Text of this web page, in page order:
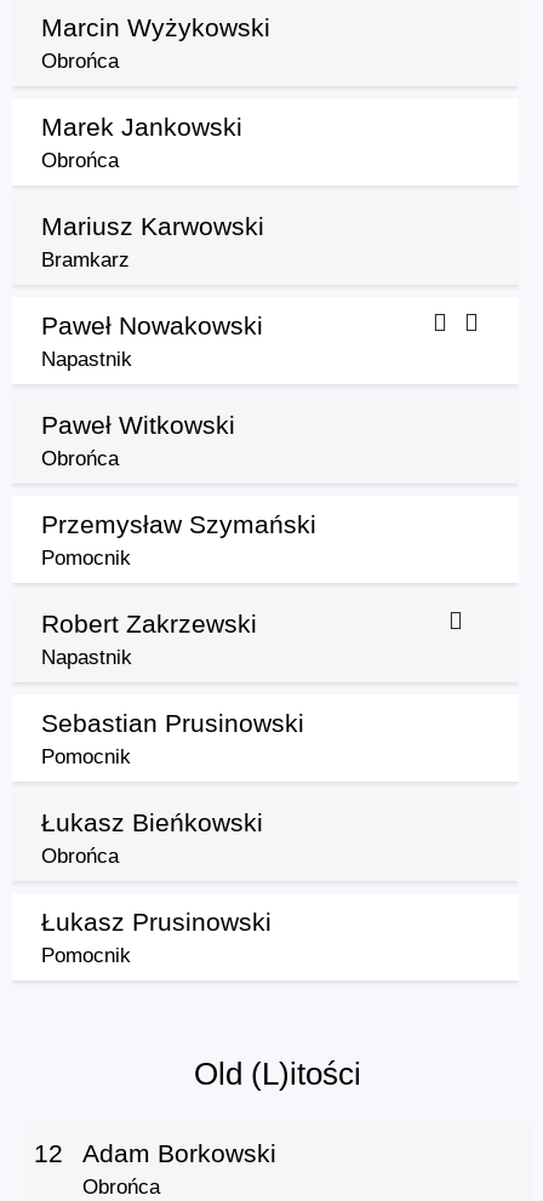
Marcin Wyżykowski
Obrońca
Marek Jankowski
Obrońca
Mariusz Karwowski
Bramkarz
Paweł Nowakowski
Napastnik
Paweł Witkowski
Obrońca
Przemysław Szymański
Pomocnik
Robert Zakrzewski
Napastnik
Sebastian Prusinowski
Pomocnik
Łukasz Bieńkowski
Obrońca
Łukasz Prusinowski
Pomocnik
Old (L)itości
12 Adam Borkowski
Obrońca